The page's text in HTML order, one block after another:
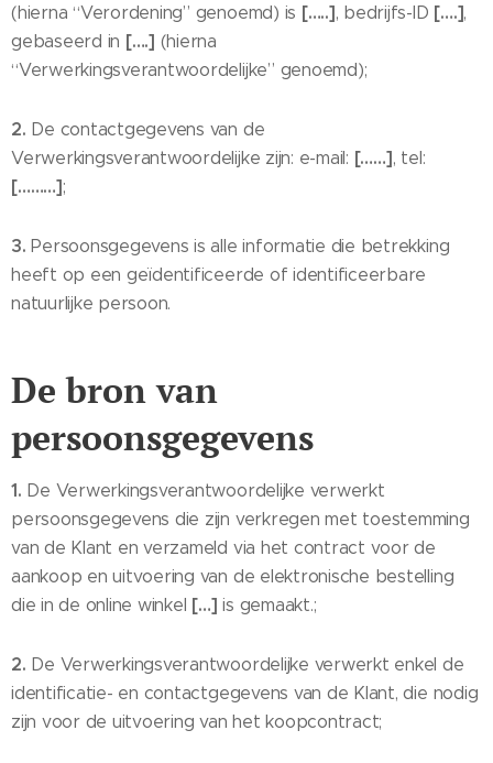
(hierna “Verordening” genoemd) is […..], bedrijfs-ID [….],
gebaseerd in [….] (hierna
“Verwerkingsverantwoordelijke” genoemd);
2. De contactgegevens van de
Verwerkingsverantwoordelijke zijn: e-mail: [……], tel:
[………];
3.Persoonsgegevens is alle informatie die betrekking
heeft op een geïdentificeerde of identificeerbare
natuurlijke persoon.
De bron van
persoonsgegevens
1. De Verwerkingsverantwoordelijke verwerkt
persoonsgegevens die zijn verkregen met toestemming
van de Klant en verzameld via het contract voor de
aankoop en uitvoering van de elektronische bestelling
die in de online winkel […] is gemaakt.;
2. De Verwerkingsverantwoordelijke verwerkt enkel de
identificatie- en contactgegevens van de Klant, die nodig
zijn voor de uitvoering van het koopcontract;